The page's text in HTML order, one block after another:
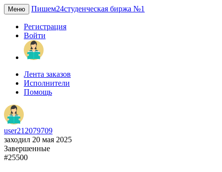
Меню Пишем24студенческая биржа №1
Регистрация
Войти
Лента заказов
Исполнители
Помощь
user212079709
заходил 20 мая 2025
Завершенные
#25500